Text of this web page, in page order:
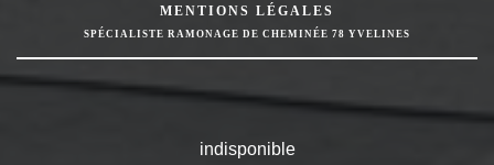
MENTIONS LÉGALES
SPÉCIALISTE RAMONAGE DE CHEMINÉE 78 YVELINES
indisponible